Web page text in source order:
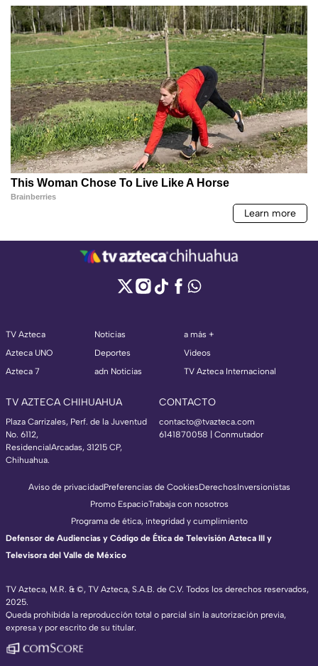
TV Azteca
Azteca UNO
Azteca 7
Noticias
Deportes
adn Noticias
a más +
Videos
TV Azteca Internacional
TV AZTECA CHIHUAHUA
Plaza Carrizales, Perf. de la Juventud
No. 6112,
ResidencialArcadas, 31215 CP,
Chihuahua.
CONTACTO
contacto@tvazteca.com
6141870058 | Conmutador
TV Azteca, M.R. & ©, TV Azteca, S.A.B. de C.V. Todos los derechos reservados,
2025.
Queda prohibida la reproducción total o parcial sin la autorización previa,
expresa y por escrito de su titular.
Aviso de privacidadPreferencias de CookiesDerechosInversionistas
Promo EspacioTrabaja con nosotros
Programa de ética, integridad y cumplimiento
Defensor de Audiencias y Código de Ética de Televisión Azteca III y
Televisora del Valle de México